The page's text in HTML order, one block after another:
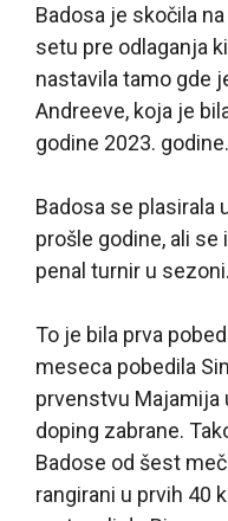
Badosa je skočila
setu pre odlaganja
nastavila tamo gde
Andreeve, koja je
godine 2023. godine.
Badosa se plasirala
prošle godine, ali
penal turnir u sezoni.
To je bila prva
meseca pobedila
prvenstvu Majamija
doping zabrane.
Badose od šest
rangirani u prvih 40